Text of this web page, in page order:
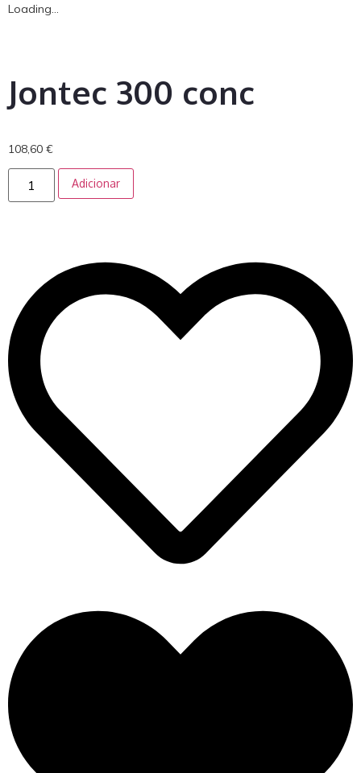
Loading...
Jontec 300 conc
108,60 €
Adicionar